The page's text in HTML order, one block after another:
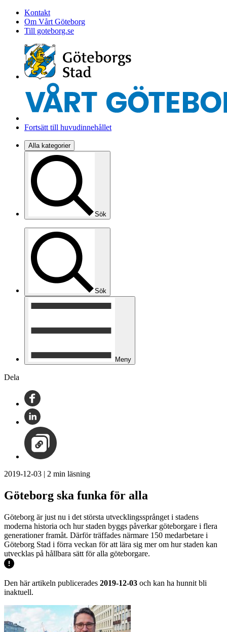
Kontakt
Om Vårt Göteborg
Till goteborg.se
Fortsätt till huvudinnehållet
Alla kategorier
Sök
Sök
Meny
Dela
2019-12-03 | 2 min läsning
Göteborg ska funka för alla
Göteborg är just nu i det största utvecklingssprånget i stadens
moderna historia och hur staden byggs påverkar göteborgare i flera
generationer framåt. Därför träffades närmare 150 medarbetare i
Göteborg Stad i förra veckan för att lära sig mer om hur staden kan
utvecklas på hållbara sätt för alla göteborgare.
Den här artikeln publicerades 2019-12-03 och kan ha hunnit bli
inaktuell.